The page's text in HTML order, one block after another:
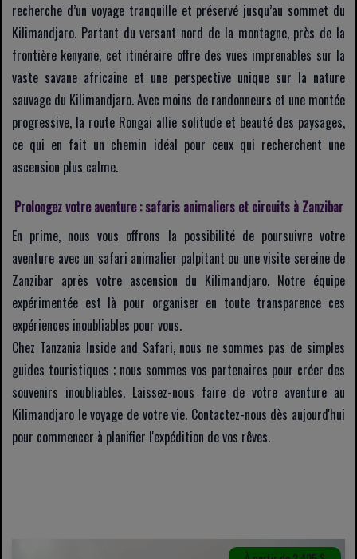
recherche d’un voyage tranquille et préservé jusqu’au sommet du
Kilimandjaro. Partant du versant nord de la montagne, près de la
frontière kenyane, cet itinéraire offre des vues imprenables sur la
vaste savane africaine et une perspective unique sur la nature
sauvage du Kilimandjaro. Avec moins de randonneurs et une montée
progressive, la route Rongai allie solitude et beauté des paysages,
ce qui en fait un chemin idéal pour ceux qui recherchent une
ascension plus calme.
Prolongez votre aventure : safaris animaliers et circuits à Zanzibar
En prime, nous vous offrons la possibilité de poursuivre votre
aventure avec un safari animalier palpitant ou une visite sereine de
Zanzibar après votre ascension du Kilimandjaro. Notre équipe
expérimentée est là pour organiser en toute transparence ces
expériences inoubliables pour vous.
Chez Tanzania Inside and Safari, nous ne sommes pas de simples
guides touristiques ; nous sommes vos partenaires pour créer des
souvenirs inoubliables. Laissez-nous faire de votre aventure au
Kilimandjaro le voyage de votre vie. Contactez-nous dès aujourd'hui
pour commencer à planifier l'expédition de vos rêves.